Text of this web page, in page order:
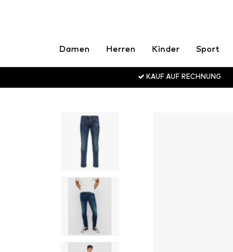
Damen Herren Kinder Sport
KAUF AUF RECHNUNG